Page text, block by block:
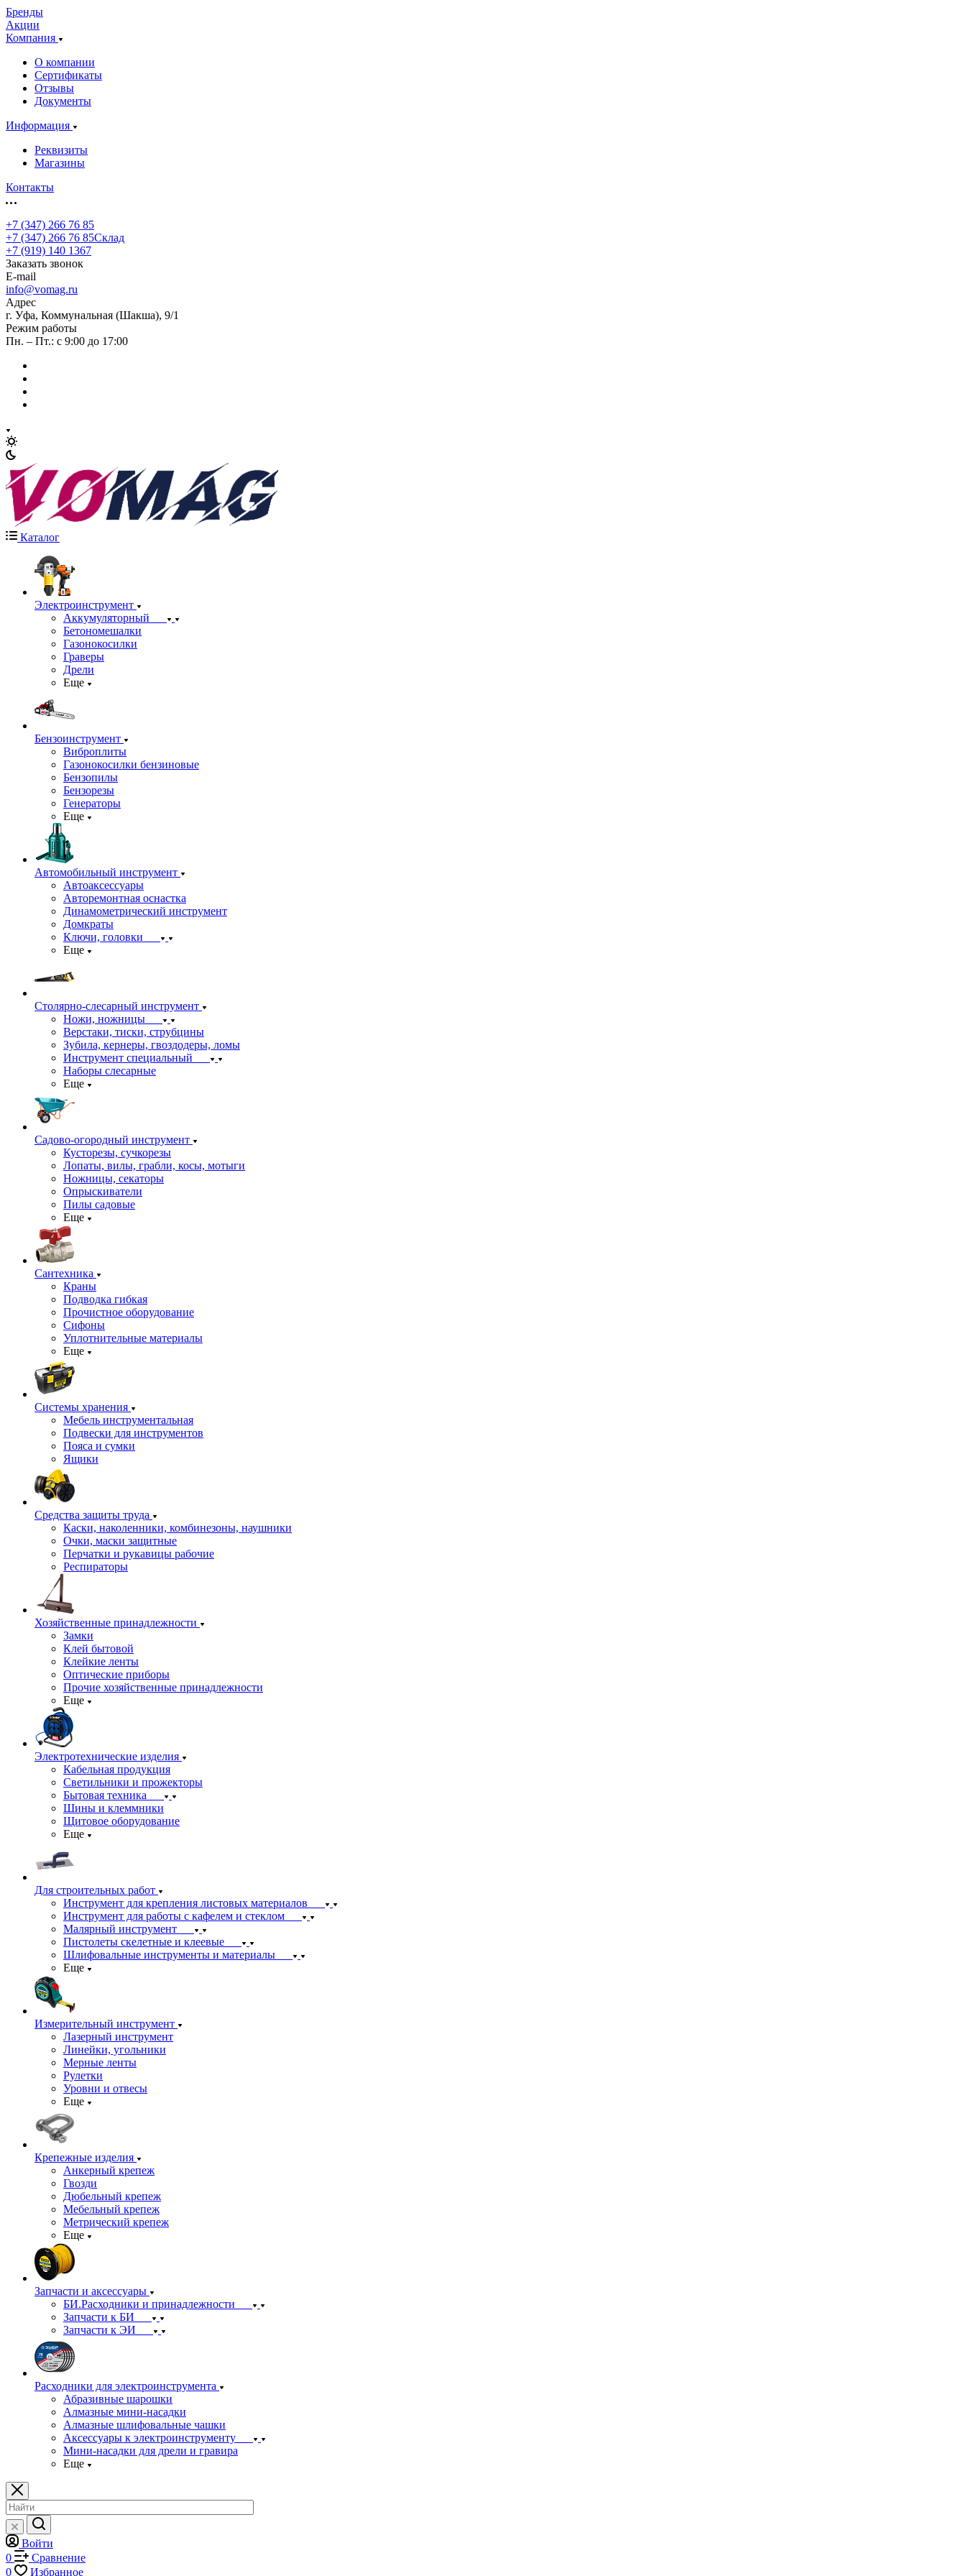
Бренды
Акции
Компания
О компании
Сертификаты
Отзывы
Документы
Информация
Реквизиты
Магазины
Контакты
+7 (347) 266 76 85
+7 (347) 266 76 85Склад
+7 (919) 140 1367
Заказать звонок
E-mail
info@vomag.ru
Адрес
г. Уфа, Коммунальная (Шакша), 9/1
Режим работы
Пн. – Пт.: с 9:00 до 17:00
Каталог
Электроинструмент
Аккумуляторный
Бетономешалки
Газонокосилки
Граверы
Дрели
Еще
Бензоинструмент
Виброплиты
Газонокосилки бензиновые
Бензопилы
Бензорезы
Генераторы
Еще
Автомобильный инструмент
Автоаксессуары
Авторемонтная оснастка
Динамометрический инструмент
Домкраты
Ключи, головки
Еще
Столярно-слесарный инструмент
Ножи, ножницы
Верстаки, тиски, струбцины
Зубила, кернеры, гвоздодеры, ломы
Инструмент специальный
Наборы слесарные
Еще
Садово-огородный инструмент
Кусторезы, сучкорезы
Лопаты, вилы, грабли, косы, мотыги
Ножницы, секаторы
Опрыскиватели
Пилы садовые
Еще
Сантехника
Краны
Подводка гибкая
Прочистное оборудование
Сифоны
Уплотнительные материалы
Еще
Системы хранения
Мебель инструментальная
Подвески для инструментов
Пояса и сумки
Ящики
Средства защиты труда
Каски, наколенники, комбинезоны, наушники
Очки, маски защитные
Перчатки и рукавицы рабочие
Респираторы
Хозяйственные принадлежности
Замки
Клей бытовой
Клейкие ленты
Оптические приборы
Прочие хозяйственные принадлежности
Еще
Электротехнические изделия
Кабельная продукция
Светильники и прожекторы
Бытовая техника
Шины и клеммники
Щитовое оборудование
Еще
Для строительных работ
Инструмент для крепления листовых материалов
Инструмент для работы с кафелем и стеклом
Малярный инструмент
Пистолеты скелетные и клеевые
Шлифовальные инструменты и материалы
Еще
Измерительный инструмент
Лазерный инструмент
Линейки, угольники
Мерные ленты
Рулетки
Уровни и отвесы
Еще
Крепежные изделия
Анкерный крепеж
Гвозди
Дюбельный крепеж
Мебельный крепеж
Метрический крепеж
Еще
Запчасти и аксессуары
БИ.Расходники и принадлежности
Запчасти к БИ
Запчасти к ЭИ
Расходники для электроинструмента
Абразивные шарошки
Алмазные мини-насадки
Алмазные шлифовальные чашки
Аксессуары к электроинструменту
Мини-насадки для дрели и гравира
Еще
Войти
0
Сравнение
0
Избранное